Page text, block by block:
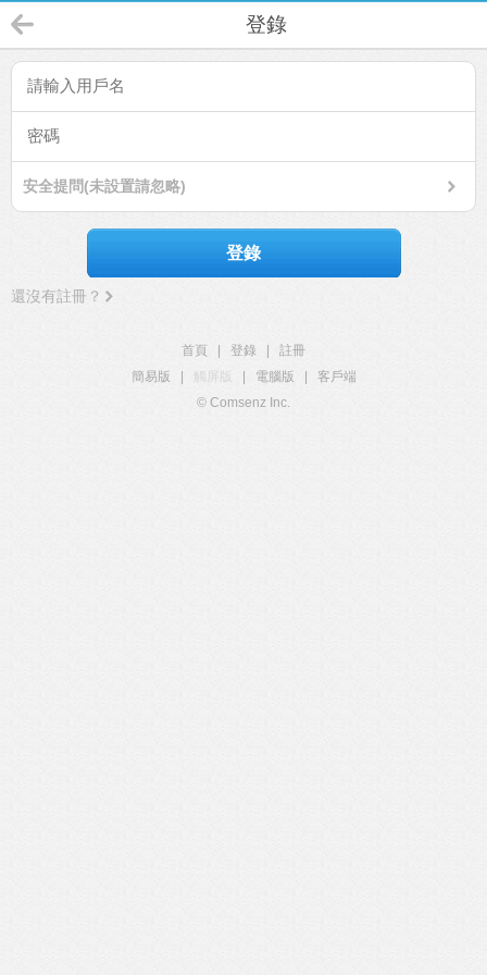
登錄
安全提問(未設置請忽略)
登錄
還沒有註冊？
首頁 登錄
註冊
簡易版
觸屏版 電腦版
客戶端
© Comsenz Inc.